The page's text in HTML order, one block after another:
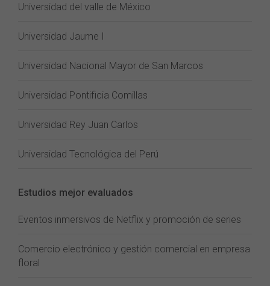
Universidad del valle de México
Universidad Jaume I
Universidad Nacional Mayor de San Marcos
Universidad Pontificia Comillas
Universidad Rey Juan Carlos
Universidad Tecnológica del Perú
Estudios mejor evaluados
Eventos inmersivos de Netflix y promoción de series
Comercio electrónico y gestión comercial en empresa
floral